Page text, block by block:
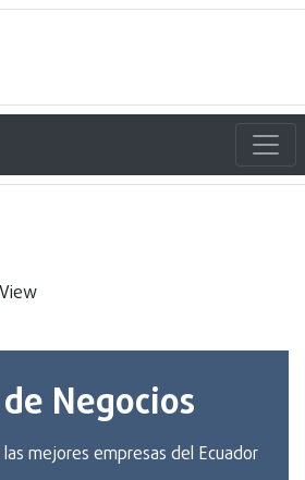
Negocios
mejores empresas del Ecuador